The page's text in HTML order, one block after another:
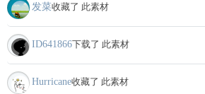
发菜收藏了 此素材
ID641866下载了 此素材
Hurricane收藏了 此素材